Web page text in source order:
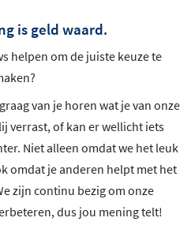
is geld waard.
helpen om de juiste keuze te
van je horen wat je van onze
verrast, of kan er wellicht iets
Niet alleen omdat we het leuk
omdat je anderen helpt met het
zijn continu bezig om onze
dus jou mening telt!